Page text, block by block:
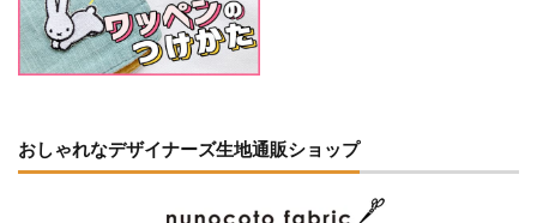
おしゃれなデザイナーズ生地通販ショップ